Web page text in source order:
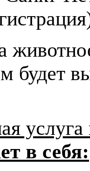
будет
в себя: